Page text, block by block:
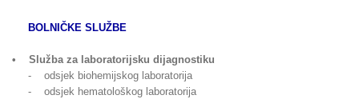
BOLNIČKE SLUŽBE
• Služba za laboratorijsku dijagnostiku
- odsjek biohemijskog laboratorija
- odsjek hematološkog laboratorija